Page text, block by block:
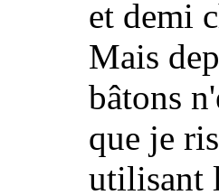
et demi
Mais
bâtons
que je
utilisant